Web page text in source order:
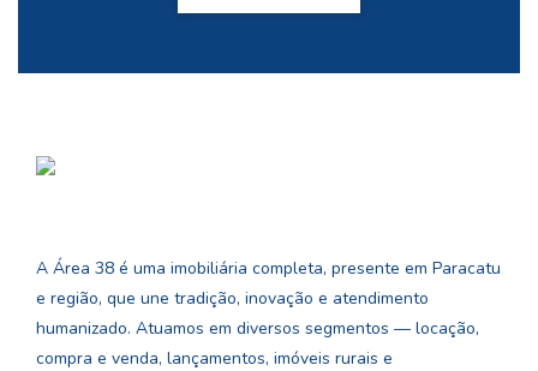
A Área 38 é uma imobiliária completa, presente em Paracatu
e região, que une tradição, inovação e atendimento
humanizado. Atuamos em diversos segmentos — locação,
compra e venda, lançamentos, imóveis rurais e